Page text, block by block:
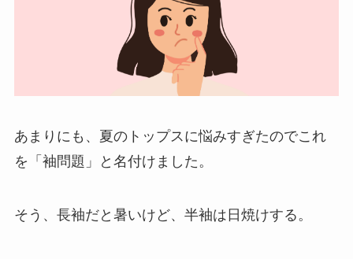
あまりにも、夏のトップスに悩みすぎたのでこれ
を「袖問題」と名付けました。
そう、長袖だと暑いけど、半袖は日焼けする。